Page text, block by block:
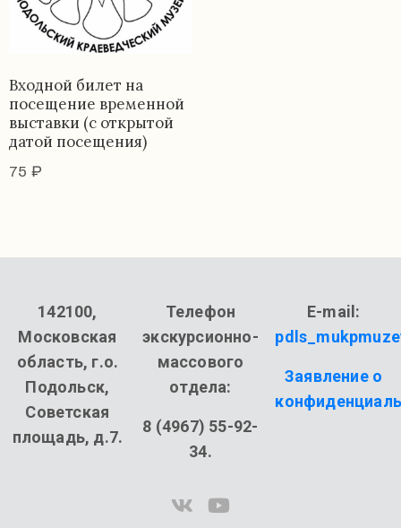
Входной билет на
посещение временной
выставки (с открытой
датой посещения)
75 ₽
142100,
Московская
область, г.о.
Подольск,
Советская
площадь, д.7.
Телефон
экскурсионно-
массового
отдела:
8 (4967) 55-92-
34.
E-mail:
Заявление о